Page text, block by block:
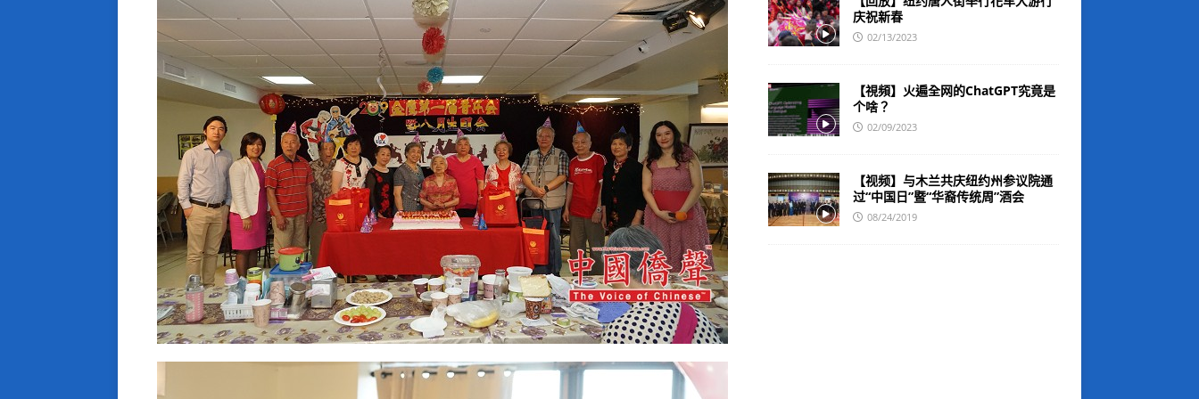
庆祝新春
02/13/2023
【視頻】火遍全网的ChatGPT究竟是
个啥？
02/09/2023
【视频】与木兰共庆纽约州参议院通
过“中国日”暨“华裔传统周”酒会
08/24/2019